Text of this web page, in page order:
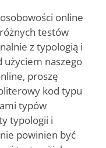
online
testów
z typologią i
naszego
proszę
kod typu
typów
typologii i
powinien być